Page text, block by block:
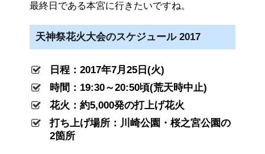
最終日である本宮に行きたいですね。
天神祭花火大会のスケジュール 2017
日程：2017年7月25日(火)
時間：19:30～20:50頃(荒天時中止)
花火：約5,000発の打上げ花火
打ち上げ場所：川崎公園・桜之宮公園の
2箇所